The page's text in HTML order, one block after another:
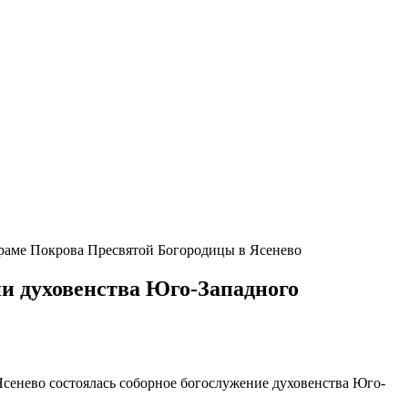
Покрова Пресвятой Богородицы в Ясенево
духовенства Юго-Западного
состоялась соборное богослужение духовенства Юго-